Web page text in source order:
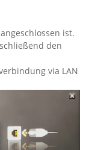
ist.
den
via LAN